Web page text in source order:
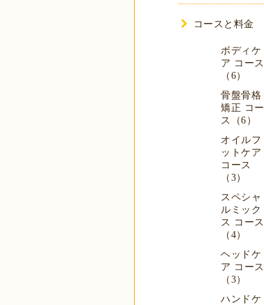
コースと料金
ボディケ
ア コース
（6）
骨盤骨格
矯正 コー
ス（6）
オイルフ
ットケア
コース
（3）
スペシャ
ルミック
ス コース
（4）
ヘッドケ
ア コース
（3）
ハンドケ